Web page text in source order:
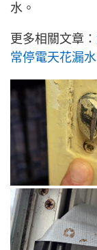
水。
更多相關文章：
常停電天花漏